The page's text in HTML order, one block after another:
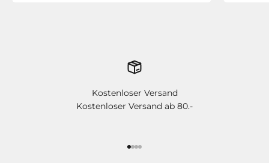
Kostenloser Versand
Kostenloser Versand ab 80.-